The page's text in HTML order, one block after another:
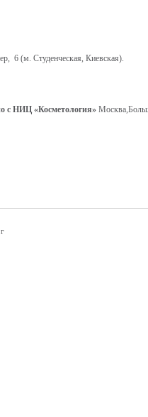
6 (м. Студенческая, Киевская).
с НИЦ «Косметология»